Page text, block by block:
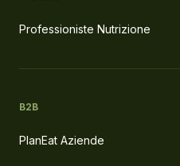
Professioniste Nutrizione
B2B
PlanEat Aziende